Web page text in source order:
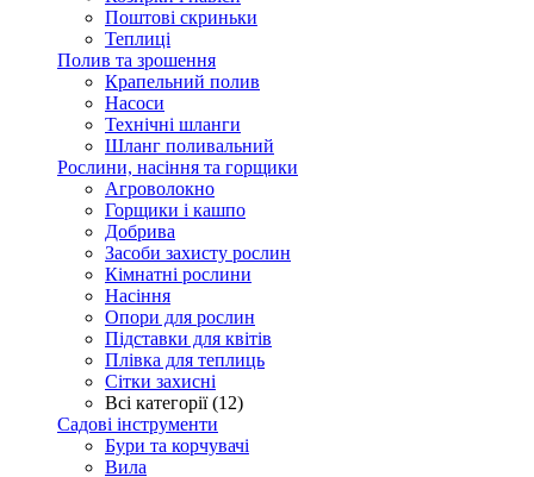
Поштові скриньки
Теплиці
Полив та зрошення
Крапельний полив
Насоси
Технічні шланги
Шланг поливальний
Рослини, насіння та горщики
Агроволокно
Горщики і кашпо
Добрива
Засоби захисту рослин
Кімнатні рослини
Насіння
Опори для рослин
Підставки для квітів
Плівка для теплиць
Сітки захисні
Всі категорії (12)
Садові інструменти
Бури та корчувачі
Вила